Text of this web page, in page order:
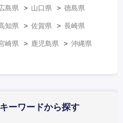
島県 山口県 徳島県
知県 佐賀県 長崎県
崎県 鹿児島県 沖縄県
ーワードから探す